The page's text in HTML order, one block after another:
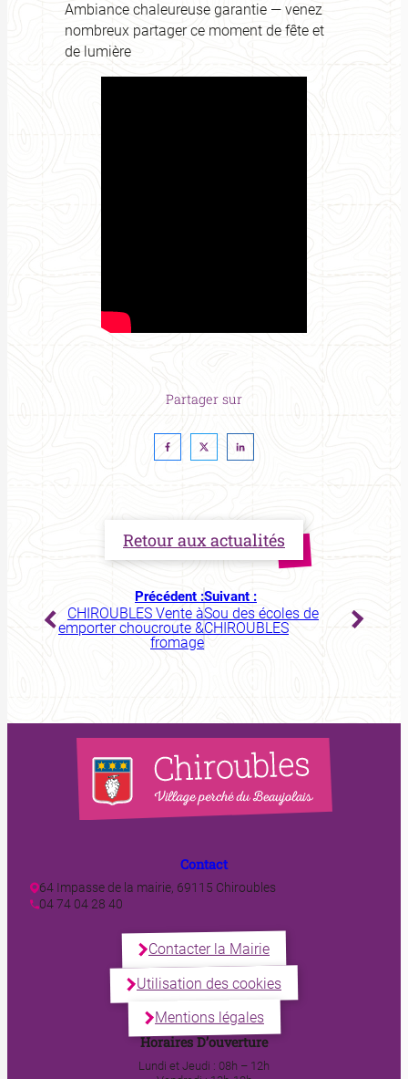
Ambiance chaleureuse garantie — venez
nombreux partager ce moment de fête et
de lumière
Partager sur
Retour aux actualités
Précédent :
CHIROUBLES Vente à
emporter choucroute &
fromage
Suivant :
Sou des écoles de
CHIROUBLES
Contact
64 Impasse de la mairie, 69115 Chiroubles
04 74 04 28 40
Contacter la Mairie
Utilisation des cookies
Mentions légales
Horaires D’ouverture
Lundi et Jeudi : 08h – 12h